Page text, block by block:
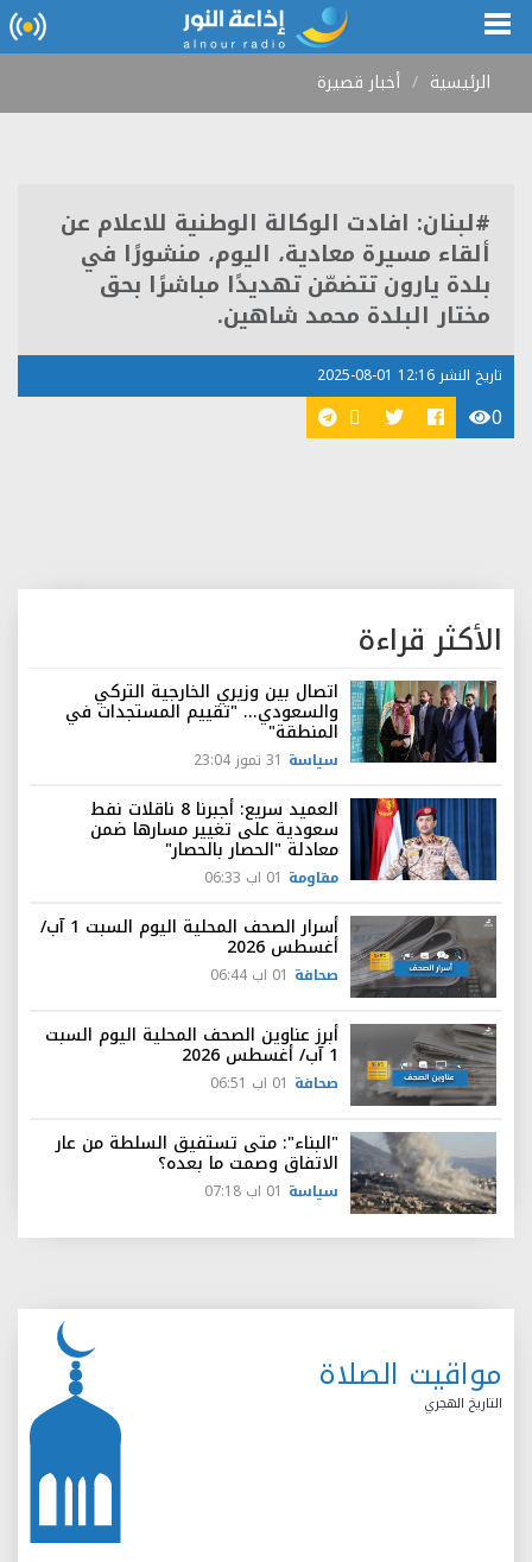
الرئيسية أخبار قصيرة
#لبنان: افادت الوكالة الوطنية للاعلام عن
ألقاء مسيرة معادية، اليوم، منشورًا في
بلدة يارون تتضمّن تهديدًا مباشرًا بحق
مختار البلدة محمد شاهين.
تاريخ النشر 12:16 01-08-2025
0
الأكثر قراءة
اتصال بين وزيري الخارجية التركي
والسعودي... "تقييم المستجدات في
المنطقة"
سياسة 31 تموز 23:04
العميد سريع: أجبرنا 8 ناقلات نفط
سعودية على تغيير مسارها ضمن
معادلة "الحصار بالحصار"
مقاومة 01 اب 06:33
أسرار الصحف المحلية اليوم السبت 1 آب/
أغسطس 2026
صحافة 01 اب 06:44
أبرز عناوين الصحف المحلية اليوم السبت
1 آب/ أغسطس 2026
صحافة 01 اب 06:51
"البناء": متى تستفيق السلطة من عار
الاتفاق وصمت ما بعده؟
سياسة 01 اب 07:18
مواقيت الصلاة
التاريخ الهجري